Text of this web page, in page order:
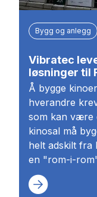
Bygg og anlegg
Vibratec
løsninger til
Å bygge
hverandre
som kan være
kinosal må
helt adskilt fra
en "rom-i-